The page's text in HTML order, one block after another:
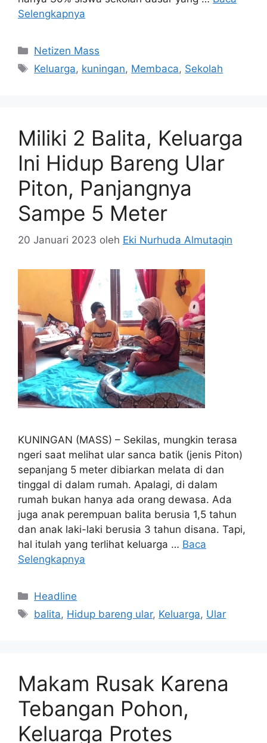
Selengkapnya
Kategori
Netizen Mass
Tag
Keluarga, kuningan, Membaca, Sekolah
Miliki 2 Balita, Keluarga
Ini Hidup Bareng Ular
Piton, Panjangnya
Sampe 5 Meter
20 Januari 2023 oleh Eki Nurhuda Almutaqin
KUNINGAN (MASS) – Sekilas, mungkin terasa
ngeri saat melihat ular sanca batik (jenis Piton)
sepanjang 5 meter dibiarkan melata di dan
tinggal di dalam rumah. Apalagi, di dalam
rumah bukan hanya ada orang dewasa. Ada
juga anak perempuan balita berusia 1,5 tahun
dan anak laki-laki berusia 3 tahun disana. Tapi,
hal itulah yang terlihat keluarga … Baca
Selengkapnya
Kategori
Headline
Tag
balita, Hidup bareng ular, Keluarga, Ular
Makam Rusak Karena
Tebangan Pohon,
Keluarga Protes